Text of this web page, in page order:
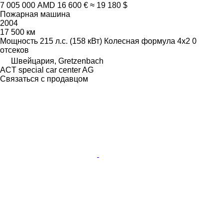
7 005 000 AMD 16 600 € ≈ 19 180 $
Пожарная машина
2004
17 500 км
Мощность 215 л.с. (158 кВт) Колесная формула 4x2 0
отсеков
Швейцария, Gretzenbach
ACT special car center AG
Связаться с продавцом